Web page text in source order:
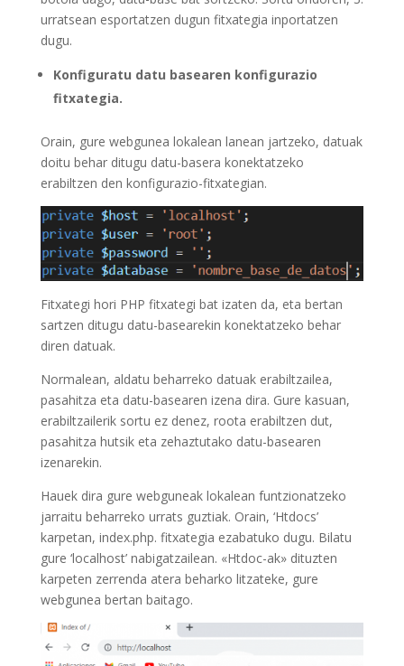
urratsean esportatzen dugun fitxategia inportatzen
dugu.
Konfiguratu datu basearen konfigurazio
fitxategia.
Orain, gure webgunea lokalean lanean jartzeko, datuak
doitu behar ditugu datu-basera konektatzeko
erabiltzen den konfigurazio-fitxategian.
Fitxategi hori PHP fitxategi bat izaten da, eta bertan
sartzen ditugu datu-basearekin konektatzeko behar
diren datuak.
Normalean, aldatu beharreko datuak erabiltzailea,
pasahitza eta datu-basearen izena dira. Gure kasuan,
erabiltzailerik sortu ez denez, roota erabiltzen dut,
pasahitza hutsik eta zehaztutako datu-basearen
izenarekin.
Hauek dira gure webguneak lokalean funtzionatzeko
jarraitu beharreko urrats guztiak. Orain, ‘Htdocs’
karpetan, index.php. fitxategia ezabatuko dugu. Bilatu
gure ‘localhost’ nabigatzailean. «Htdoc-ak» dituzten
karpeten zerrenda atera beharko litzateke, gure
webgunea bertan baitago.